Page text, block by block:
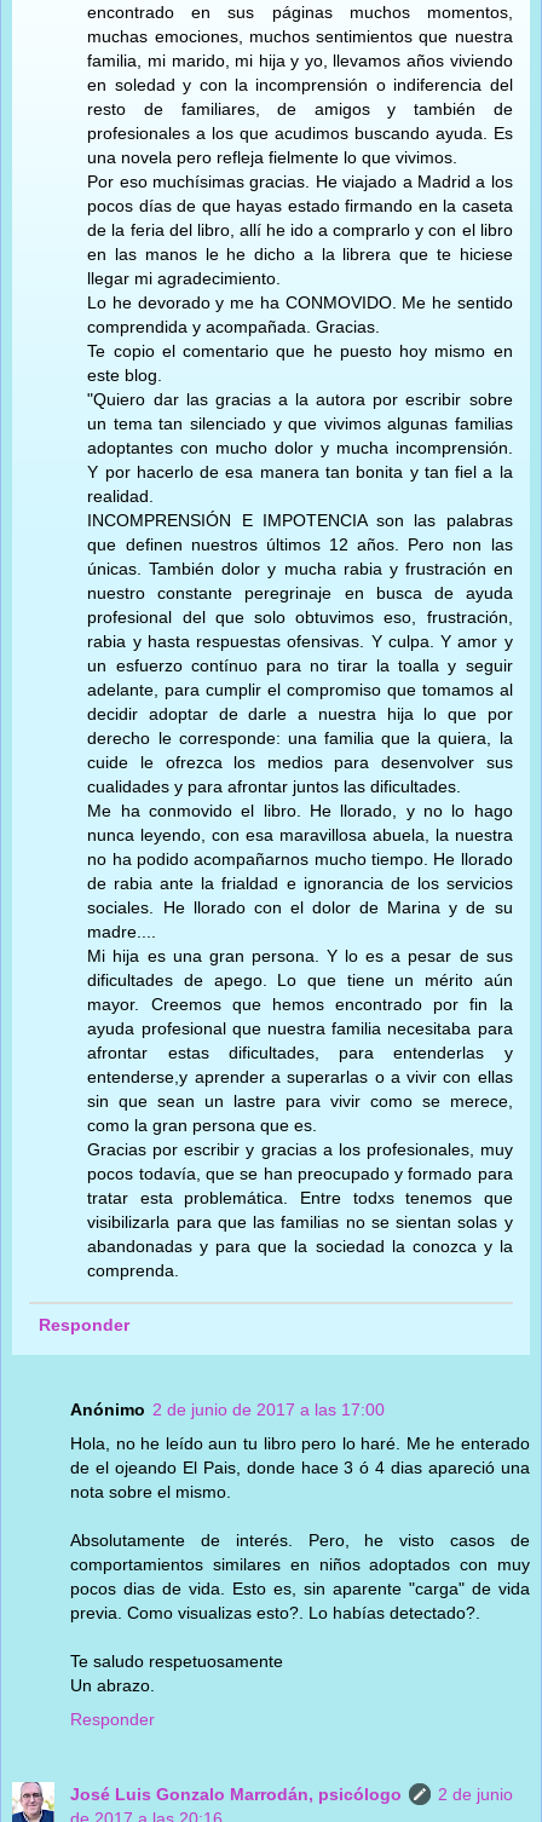
encontrado en sus páginas muchos momentos,
muchas emociones, muchos sentimientos que nuestra
familia, mi marido, mi hija y yo, llevamos años viviendo
en soledad y con la incomprensión o indiferencia del
resto de familiares, de amigos y también de
profesionales a los que acudimos buscando ayuda. Es
una novela pero refleja fielmente lo que vivimos.
Por eso muchísimas gracias. He viajado a Madrid a los
pocos días de que hayas estado firmando en la caseta
de la feria del libro, allí he ido a comprarlo y con el libro
en las manos le he dicho a la librera que te hiciese
llegar mi agradecimiento.
Lo he devorado y me ha CONMOVIDO. Me he sentido
comprendida y acompañada. Gracias.
Te copio el comentario que he puesto hoy mismo en
este blog.
"Quiero dar las gracias a la autora por escribir sobre
un tema tan silenciado y que vivimos algunas familias
adoptantes con mucho dolor y mucha incomprensión.
Y por hacerlo de esa manera tan bonita y tan fiel a la
realidad.
INCOMPRENSIÓN E IMPOTENCIA son las palabras
que definen nuestros últimos 12 años. Pero non las
únicas. También dolor y mucha rabia y frustración en
nuestro constante peregrinaje en busca de ayuda
profesional del que solo obtuvimos eso, frustración,
rabia y hasta respuestas ofensivas. Y culpa. Y amor y
un esfuerzo contínuo para no tirar la toalla y seguir
adelante, para cumplir el compromiso que tomamos al
decidir adoptar de darle a nuestra hija lo que por
derecho le corresponde: una familia que la quiera, la
cuide le ofrezca los medios para desenvolver sus
cualidades y para afrontar juntos las dificultades.
Me ha conmovido el libro. He llorado, y no lo hago
nunca leyendo, con esa maravillosa abuela, la nuestra
no ha podido acompañarnos mucho tiempo. He llorado
de rabia ante la frialdad e ignorancia de los servicios
sociales. He llorado con el dolor de Marina y de su
madre....
Mi hija es una gran persona. Y lo es a pesar de sus
dificultades de apego. Lo que tiene un mérito aún
mayor. Creemos que hemos encontrado por fin la
ayuda profesional que nuestra familia necesitaba para
afrontar estas dificultades, para entenderlas y
entenderse,y aprender a superarlas o a vivir con ellas
sin que sean un lastre para vivir como se merece,
como la gran persona que es.
Gracias por escribir y gracias a los profesionales, muy
pocos todavía, que se han preocupado y formado para
tratar esta problemática. Entre todxs tenemos que
visibilizarla para que las familias no se sientan solas y
abandonadas y para que la sociedad la conozca y la
comprenda.
Responder
Anónimo 2 de junio de 2017 a las 17:00
Hola, no he leído aun tu libro pero lo haré. Me he enterado
de el ojeando El Pais, donde hace 3 ó 4 dias apareció una
nota sobre el mismo.
Absolutamente de interés. Pero, he visto casos de
comportamientos similares en niños adoptados con muy
pocos dias de vida. Esto es, sin aparente "carga" de vida
previa. Como visualizas esto?. Lo habías detectado?.
Te saludo respetuosamente
Un abrazo.
Responder
José Luis Gonzalo Marrodán, psicólogo
2 de junio